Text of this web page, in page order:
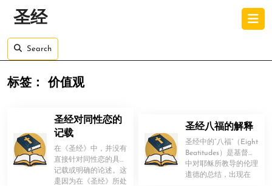
圣经
Search
标签：价值观
圣经对同性恋的
记载
在《圣经》中，并没有
直接针对同性恋的具体
记载或明确的论述。这
是因为在《圣经》所处
！
圣经八福的解释
圣经中的“八福”（Eight
Beatitudes）是基督教
中对耶稣所教导的伦理
道德的总结，出现在
！